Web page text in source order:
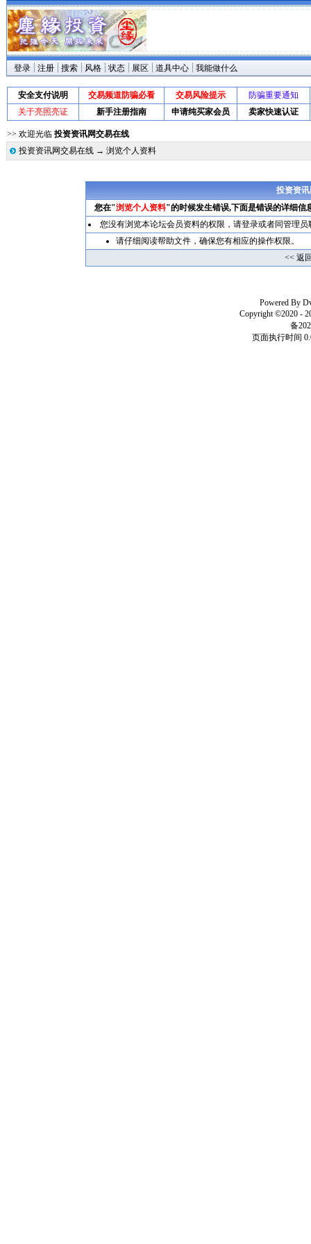
登录 注册 搜索 风格 状态 展区 道具中心 我能做什么
安全支付说明 交易频道防骗必看 交易风险提示
防骗重要通知
关于亮照亮证
新手注册指南 申请纯买家会员 卖家快速认证
>> 欢迎光临 投资资讯网交易在线
投资资讯网交易在线→ 浏览个人资料
投资资
您在"浏览个人资料"的时候发生错误,下面是错误的详细信
您没有浏览本论坛会员资料的权限，请登录或者同管理员
请仔细阅读帮助文件，确保您有相应的操作权限。
<< 返
Powered By
Copyright ©2020 -
备
页面执行时间